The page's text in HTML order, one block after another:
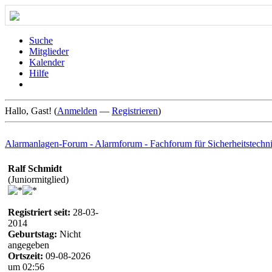
Suche
Mitglieder
Kalender
Hilfe
Hallo, Gast! (Anmelden — Registrieren)
Alarmanlagen-Forum - Alarmforum - Fachforum für
Ralf Schmidt
(Juniormitglied)
Registriert seit: 28-03-
2014
Geburtstag: Nicht
angegeben
Ortszeit: 09-08-2026
um 02:56